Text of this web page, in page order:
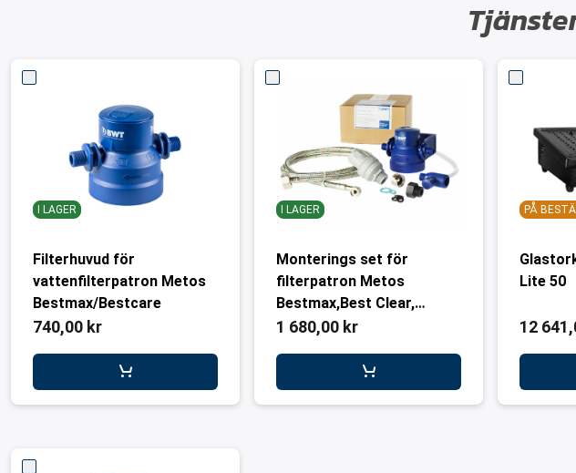
I LAGER
Filterhuvud för
vattenfilterpatron Metos
Bestmax/Bestcare
740,00 kr
I LAGER
Monterings set för
filterpatron Metos
Bestmax,Best Clear,
Bestcare ochBestmin
1 680,00 kr
PÅ
Lite 50
12